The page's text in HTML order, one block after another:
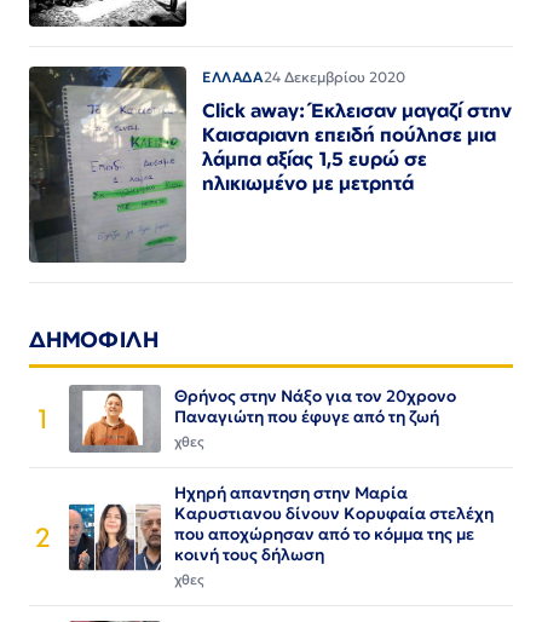
ΕΛΛΑΔΑ24 Δεκεμβρίου 2020
Click away: Έκλεισαν μαγαζί στην
Καισαριανη επειδή πούλησε μια
λάμπα αξίας 1,5 ευρώ σε
ηλικιωμένο με μετρητά
ΔΗΜΟΦΙΛΗ
1
Θρήνος στην Νάξο για τον 20χρονο
Παναγιώτη που έφυγε από τη ζωή
χθες
2
Ηχηρή απαντηση στην Μαρία
Καρυστιανου δίνουν Κορυφαία στελέχη
που αποχώρησαν από το κόμμα της με
κοινή τους δήλωση
χθες